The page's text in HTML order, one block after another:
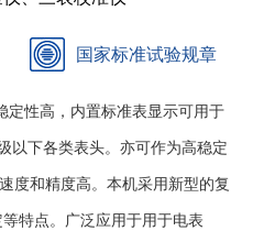
国家标准试验规章
定性高，内置标准表显示可用于
以下各类表头。亦可作为高稳定
度和精度高。本机采用新型的复
特点。广泛应用于用于电表